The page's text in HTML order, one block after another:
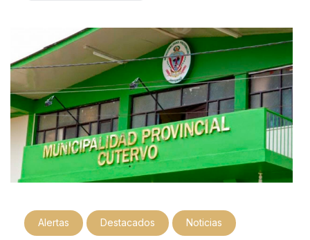
Alertas Destacados Noticias